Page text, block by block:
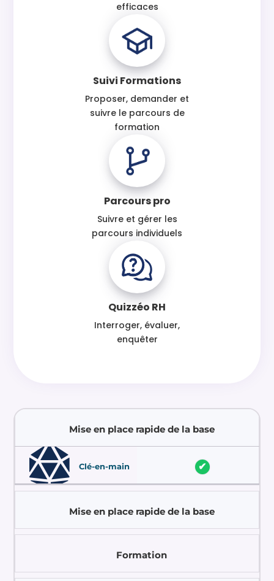
efficaces
Suivi Formations
Proposer, demander et
suivre le parcours de
formation
Parcours pro
Suivre et gérer les
parcours individuels
Quizzéo RH
Interroger, évaluer,
enquêter
Mise en place rapide de la base
 Clé-en-main ✔
Mise en place rapide de la base
 Clé-en-main
express
 Sur mesure
de la solution à votre
organisation
 Premium
audit initial
Formation
Clé-en-main ✔ Formation à distance
Sur mesure
possible
Premium
✔ Formation ciblée en
accompagnement